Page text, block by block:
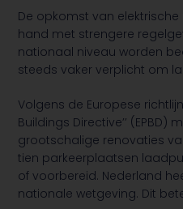
De opkomst van
hand met strengere
nationaal niveau worden
steeds vaker verplicht om
Volgens de Europese
Buildings Directive’’
grootschalige renovaties
tien parkeerplaatsen
of voorbereid. Nederland
nationale wetgeving. Dit